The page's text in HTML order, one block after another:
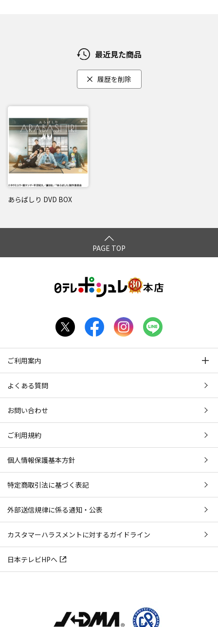
最近見た商品
履歴を削除
あらばしり DVD BOX
PAGE TOP
ご利用案内
よくある質問
お問い合わせ
ご利用規約
個人情報保護基本方針
特定商取引法に基づく表記
外部送信規律に係る通知・公表
カスタマーハラスメントに対するガイドライン
日本テレビHPへ